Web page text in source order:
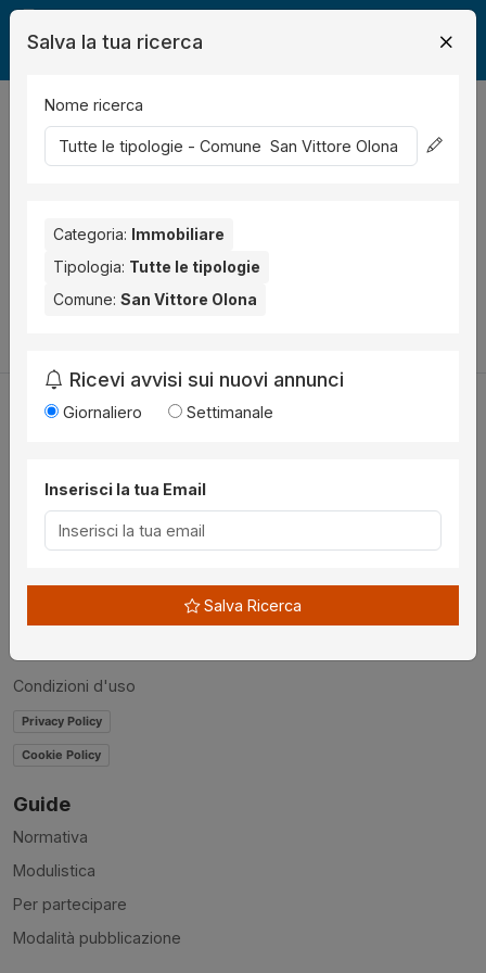
Legalmente Immobili
risultati Ordina per
Olona. Nessun risultato per la Provincia selezionata:
Prova a modificare i parametri di ricerca:
Utilità
Chi siamo
Disclaimer
News
Condizioni d'uso
Privacy Policy
Cookie Policy
Guide
Normativa
Modulistica
Per partecipare
Modalità pubblicazione
Salva la tua ricerca
Nome ricerca
Categoria: Immobiliare
Tipologia: Tutte le tipologie
Comune: San Vittore Olona
Ricevi avvisi sui nuovi annunci
Giornaliero Settimanale
Inserisci la tua Email
Salva Ricerca